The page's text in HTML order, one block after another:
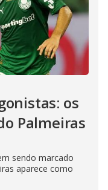
os
Palmeiras
sendo marcado
aparece como